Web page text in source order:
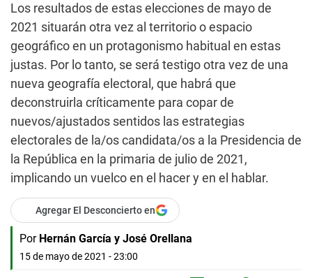
Los resultados de estas elecciones de mayo de
2021 situarán otra vez al territorio o espacio
geográfico en un protagonismo habitual en estas
justas. Por lo tanto, se será testigo otra vez de una
nueva geografía electoral, que habrá que
deconstruirla críticamente para copar de
nuevos/ajustados sentidos las estrategias
electorales de la/os candidata/os a la Presidencia de
la República en la primaria de julio de 2021,
implicando un vuelco en el hacer y en el hablar.
Agregar El Desconcierto en
Por Hernán García y José Orellana
15 de mayo de 2021 - 23:00